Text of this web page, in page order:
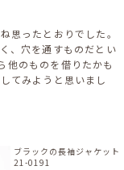
思ったとおりでした。
、穴を通すものだとい
他のものを借りたかも
てみようと思いまし
ブラックの長袖ジャケット
21-0191